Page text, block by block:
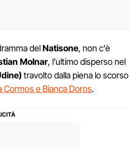
delNatisone, non c'è
Molnar, l'ultimo disperso nel
travolto dalla piena lo scorso
Cormos e Bianca Doros.